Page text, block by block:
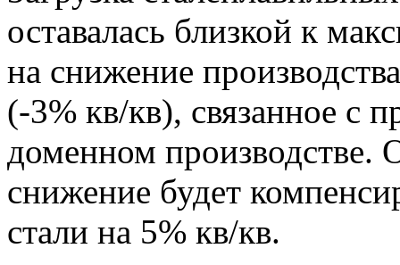
оставалась близкой к
на снижение
(-3% кв/кв), связанное с
доменном производстве.
снижение будет
стали на 5% кв/кв.